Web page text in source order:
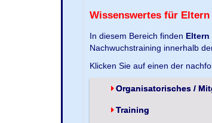
Wissenswertes für Eltern
In diesem Bereich finden Eltern
Nachwuchstraining innerhalb
Klicken Sie auf einen der
Organisatorisches /
Training